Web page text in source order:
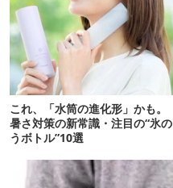
これ、「水筒の進化形」かも。
暑さ対策の新常識・注目の“氷の
うボトル”10選